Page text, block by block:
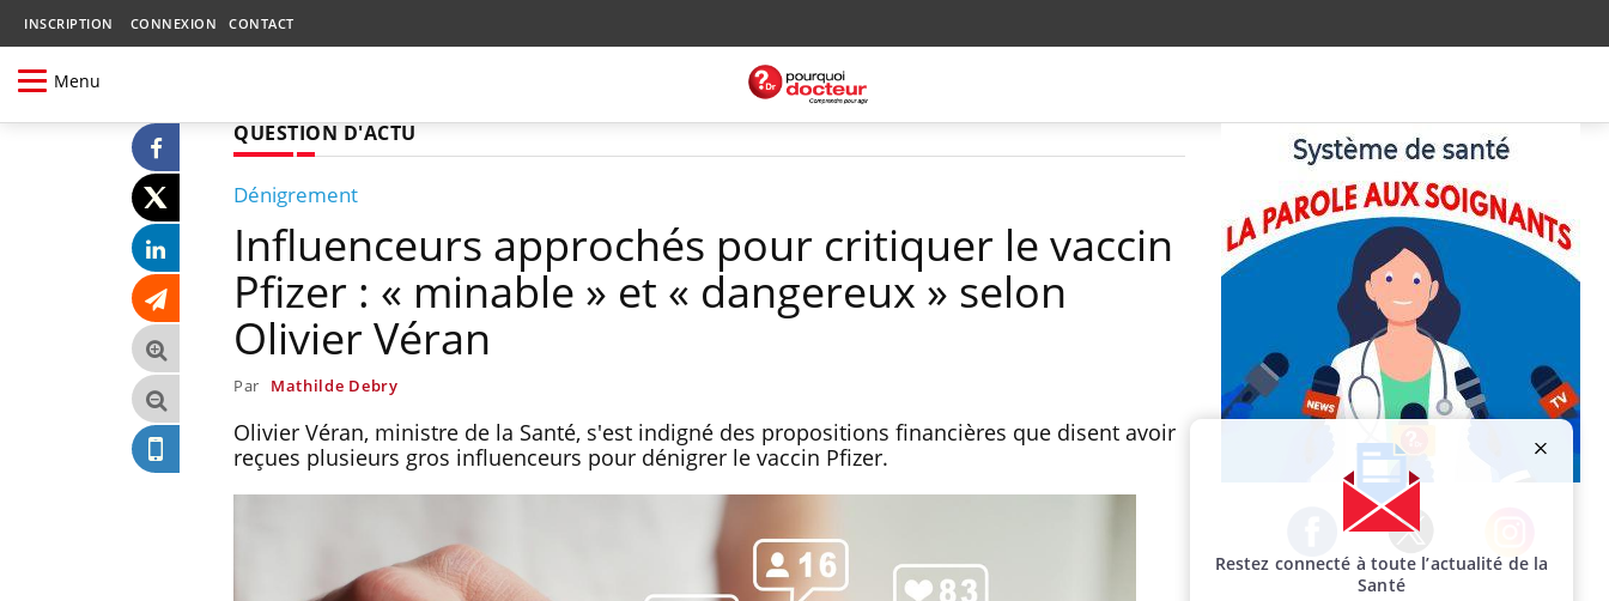
INSCRIPTION CONNEXION CONTACT
Menu
QUESTION D'ACTU
Dénigrement
Influenceurs approchés pour critiquer le vaccin
Pfizer : « minable » et « dangereux » selon
Olivier Véran
Par Mathilde Debry
Olivier Véran, ministre de la Santé, s'est indigné des propositions financières que disent avoir
reçues plusieurs gros influenceurs pour dénigrer le vaccin Pfizer.
Facebook Twitter Instagram
Restez connecté à toute l’actualité de la
Santé